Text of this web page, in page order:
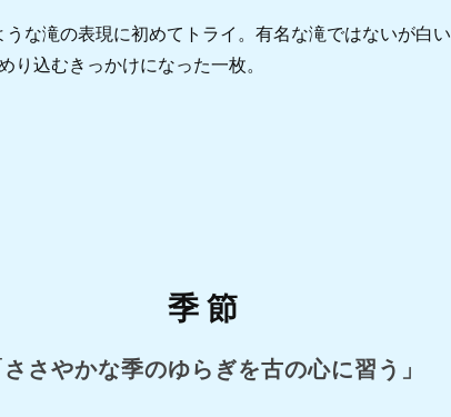
な滝の表現に初めてトライ。有名な滝ではないが白
り込むきっかけになった一枚。
季 節
ささやかな季のゆらぎを古の心に習う」